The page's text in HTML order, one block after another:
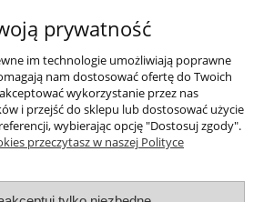
prywatność
im technologie umożliwiają poprawne
nam dostosować ofertę do Twoich
wykorzystanie przez nas
i przejść do sklepu lub dostosować użycie
wybierając opcję "Dostosuj zgody".
przeczytasz w naszej Polityce